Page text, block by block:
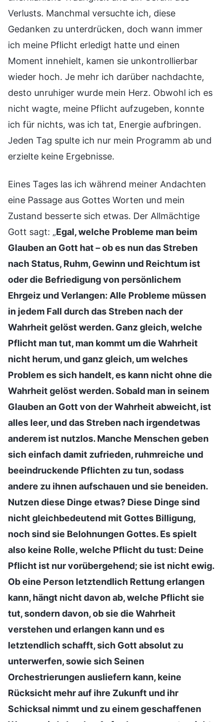
Verlusts. Manchmal versuchte ich, diese
Gedanken zu unterdrücken, doch wann immer
ich meine Pflicht erledigt hatte und einen
Moment innehielt, kamen sie unkontrollierbar
wieder hoch. Je mehr ich darüber nachdachte,
desto unruhiger wurde mein Herz. Obwohl ich es
nicht wagte, meine Pflicht aufzugeben, konnte
ich für nichts, was ich tat, Energie aufbringen.
Jeden Tag spulte ich nur mein Programm ab und
erzielte keine Ergebnisse.
Eines Tages las ich während meiner Andachten
eine Passage aus Gottes Worten und mein
Zustand besserte sich etwas. Der Allmächtige
Gott sagt: „Egal, welche Probleme man beim
Glauben an Gott hat – ob es nun das Streben
nach Status, Ruhm, Gewinn und Reichtum ist
oder die Befriedigung von persönlichem
Ehrgeiz und Verlangen: Alle Probleme müssen
in jedem Fall durch das Streben nach der
Wahrheit gelöst werden. Ganz gleich, welche
Pflicht man tut, man kommt um die Wahrheit
nicht herum, und ganz gleich, um welches
Problem es sich handelt, es kann nicht ohne die
Wahrheit gelöst werden. Sobald man in seinem
Glauben an Gott von der Wahrheit abweicht, ist
alles leer, und das Streben nach irgendetwas
anderem ist nutzlos. Manche Menschen geben
sich einfach damit zufrieden, ruhmreiche und
beeindruckende Pflichten zu tun, sodass
andere zu ihnen aufschauen und sie beneiden.
Nutzen diese Dinge etwas? Diese Dinge sind
nicht gleichbedeutend mit Gottes Billigung,
noch sind sie Belohnungen Gottes. Es spielt
also keine Rolle, welche Pflicht du tust: Deine
Pflicht ist nur vorübergehend; sie ist nicht ewig.
Ob eine Person letztendlich Rettung erlangen
kann, hängt nicht davon ab, welche Pflicht sie
tut, sondern davon, ob sie die Wahrheit
verstehen und erlangen kann und es
letztendlich schafft, sich Gott absolut zu
unterwerfen, sowie sich Seinen
Orchestrierungen ausliefern kann, keine
Rücksicht mehr auf ihre Zukunft und ihr
Schicksal nimmt und zu einem geschaffenen